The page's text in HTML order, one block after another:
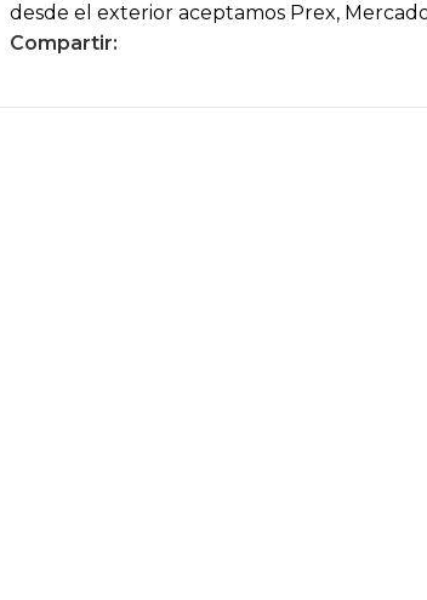
desde el exterior aceptamos Prex,
Compartir: